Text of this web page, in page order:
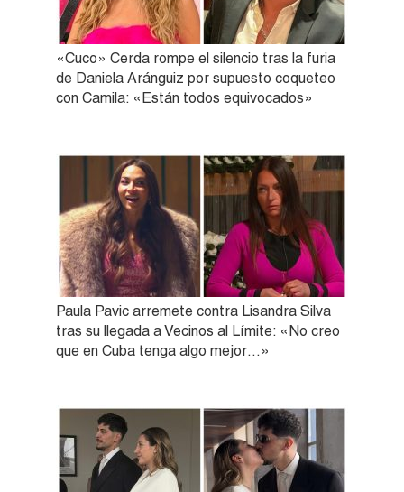
«Cuco» Cerda rompe el silencio tras la furia
de Daniela Aránguiz por supuesto coqueteo
con Camila: «Están todos equivocados»
Paula Pavic arremete contra Lisandra Silva
tras su llegada a Vecinos al Límite: «No creo
que en Cuba tenga algo mejor…»